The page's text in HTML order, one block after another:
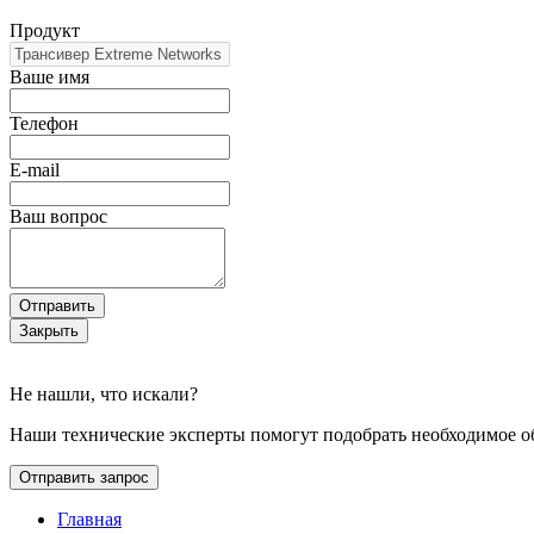
Продукт
Ваше имя
Телефон
E-mail
Ваш вопрос
Отправить
Закрыть
Не нашли, что искали?
Наши технические эксперты помогут подобрать необходимое
Отправить запрос
Главная